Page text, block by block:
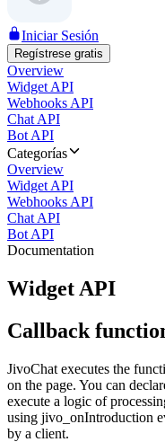
Iniciar Sesión
Regístrese gratis
Overview
Widget API
Webhooks API
Chat API
Bot API
Categorías
Overview
Widget API
Webhooks API
Chat API
Bot API
Documentation
Widget API
Callback
JivoChat executes the
on the page. You can
execute a logic of
using jivo_onIntroduction
by a client.